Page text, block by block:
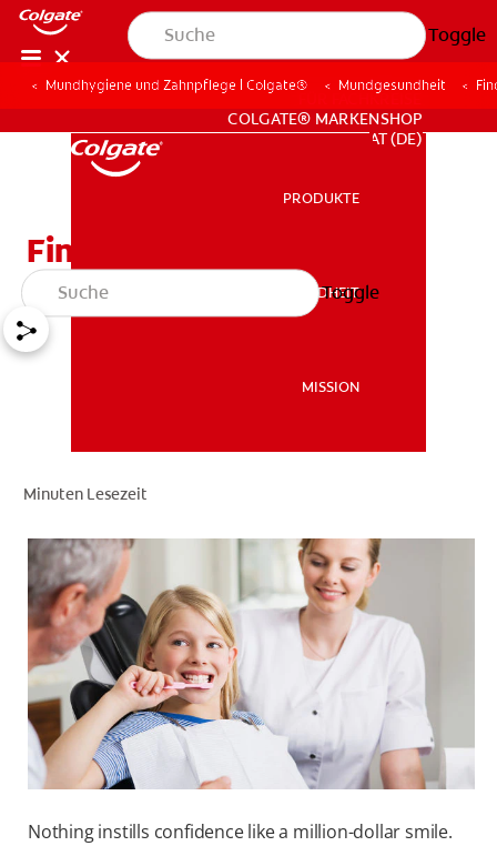
Toggle
MISSION
FÜR FACHKREISE
COLGATE® MARKENSHOP
AT (DE)
FÜR FACHKREISE
COLGATE® MARKENSHOP
AT (DE)
PRODUKTE
MUNDGESUNDHEIT
MISSION
Toggle
Mundhygiene und Zahnpflege | Colgate® Mundgesundheit
Finden eines Zahnarztes
Minuten Lesezeit
Nothing instills confidence like a million-dollar smile.